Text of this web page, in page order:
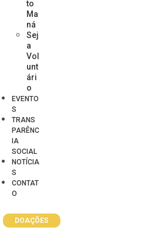
to
Ma
ná
Sej
a
Vol
unt
ári
o
EVENTO
S
TRANS
PARÊNC
IA
SOCIAL
NOTÍCIA
S
CONTAT
O
DOAÇÕES